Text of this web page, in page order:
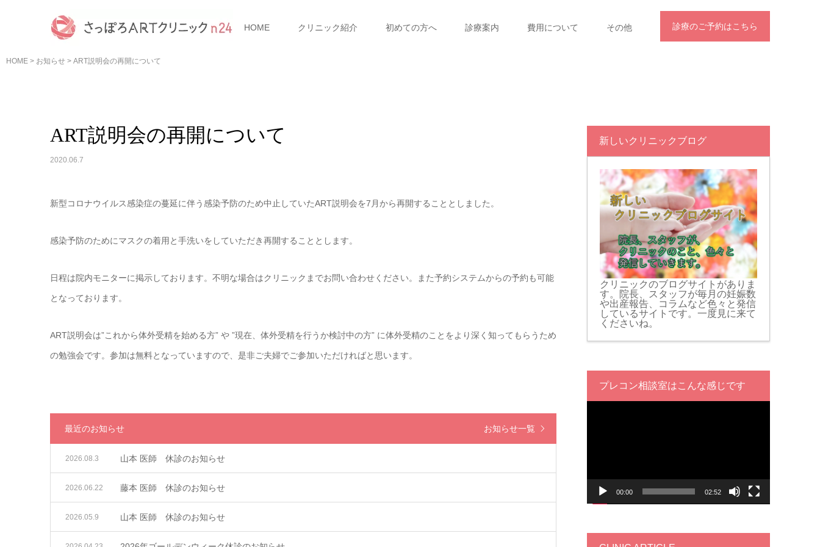
診療のご予約はこちら
HOME クリニック紹介 初めての方へ 診療案内 費用について その他
HOME > お知らせ > ART説明会の再開について
ART説明会の再開について
2020.06.7
新型コロナウイルス感染症の蔓延に伴う感染予防のため中止していたART説明会を7月から再開することとしました。
感染予防のためにマスクの着用と手洗いをしていただき再開することとします。
日程は院内モニターに掲示しております。不明な場合はクリニックまでお問い合わせください。また予約システムからの予約も可能
となっております。
ART説明会は”これから体外受精を始める方” や ”現在、体外受精を行うか検討中の方” に体外受精のことをより深く知ってもらうため
の勉強会です。参加は無料となっていますので、是非ご夫婦でご参加いただければと思います。
最近のお知らせ お知らせ一覧
山本 医師 休診のお知らせ
2026.08.3
藤本 医師 休診のお知らせ
2026.06.22
山本 医師 休診のお知らせ
2026.05.9
新しいクリニックブログ
クリニックのブログサイトがありま
す。院長、スタッフが毎月の妊娠数
や出産報告、コラムなど色々と発信
しているサイトです。一度見に来て
くださいね。
プレコン相談室はこんな感じです
00:00 02:52